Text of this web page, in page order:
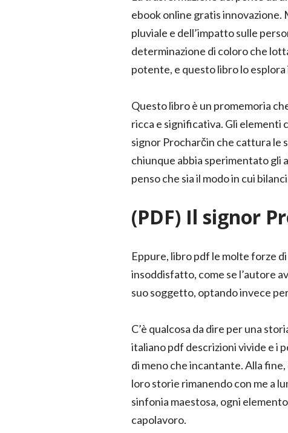
ebook online gratis
pluviale e dell’impatto sulle
determinazione di coloro che
potente, e questo libro lo
Questo libro è un promemoria
ricca e significativa. Gli elementi
signor Procharčin che cattura le
chiunque abbia sperimentato gli
penso che sia il modo in cui
(PDF) Il signor
Eppure, libro pdf le molte forze
insoddisfatto, come se l’autore
suo soggetto, optando invece
C’è qualcosa da dire per una
italiano pdf descrizioni vivide e i
di meno che incantante. Alla
loro storie rimanendo con me a
sinfonia maestosa, ogni
capolavoro.